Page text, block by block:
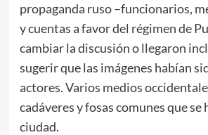
propaganda ruso –funcionarios,
y cuentas a favor del régimen de
cambiar la discusión o llegaron
sugerir que las imágenes habían
actores. Varios medios
cadáveres y fosas comunes que se
ciudad.